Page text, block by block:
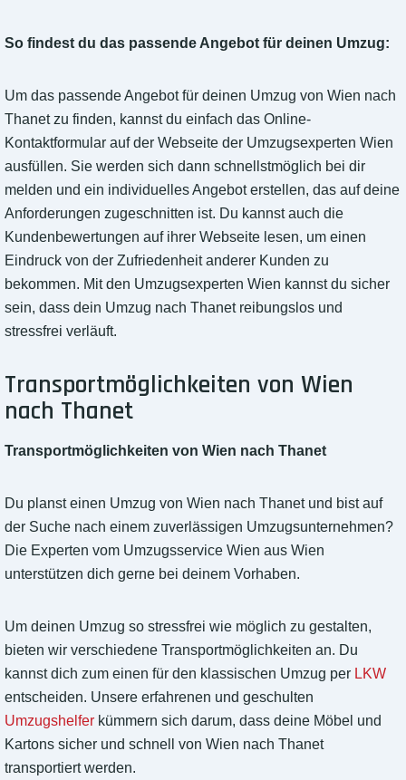
So findest du das passende Angebot für deinen Umzug:
Um das passende Angebot für deinen Umzug von Wien nach
Thanet zu finden, kannst du einfach das Online-
Kontaktformular auf der Webseite der Umzugsexperten Wien
ausfüllen. Sie werden sich dann schnellstmöglich bei dir
melden und ein individuelles Angebot erstellen, das auf deine
Anforderungen zugeschnitten ist. Du kannst auch die
Kundenbewertungen auf ihrer Webseite lesen, um einen
Eindruck von der Zufriedenheit anderer Kunden zu
bekommen. Mit den Umzugsexperten Wien kannst du sicher
sein, dass dein Umzug nach Thanet reibungslos und
stressfrei verläuft.
Transportmöglichkeiten von Wien
nach Thanet
Transportmöglichkeiten von Wien nach Thanet
Du planst einen Umzug von Wien nach Thanet und bist auf
der Suche nach einem zuverlässigen Umzugsunternehmen?
Die Experten vom Umzugsservice Wien aus Wien
unterstützen dich gerne bei deinem Vorhaben.
Um deinen Umzug so stressfrei wie möglich zu gestalten,
bieten wir verschiedene Transportmöglichkeiten an. Du
kannst dich zum einen für den klassischen Umzug per LKW
entscheiden. Unsere erfahrenen und geschulten
Umzugshelfer kümmern sich darum, dass deine Möbel und
Kartons sicher und schnell von Wien nach Thanet
transportiert werden.